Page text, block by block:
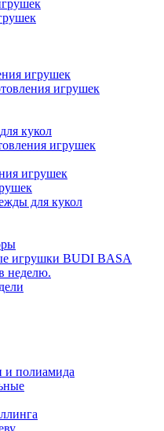
игрушек
игрушек
кукол
игрушек
игрушек
для кукол
игрушки BUDI BASA
неделю.
и полиамида